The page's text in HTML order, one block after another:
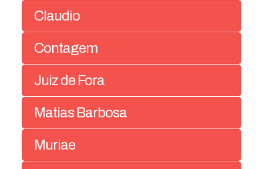
Claudio
Contagem
Juiz de Fora
Matias Barbosa
Muriae